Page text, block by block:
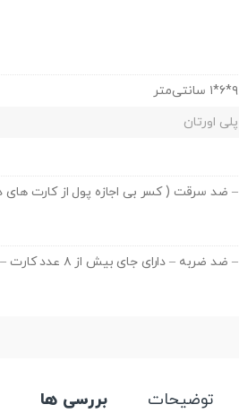
۹*۶*۱ سانتی‌متر
پلی اورتان
– ضد سرقت ( کسر بی اجازه پول از کارت های
– ضد ضربه – دارای جای بیش از ۸ عدد کارت – دارای جای قرار گیری پول نقد و یا کاغذ
توضیحات بررسی ها